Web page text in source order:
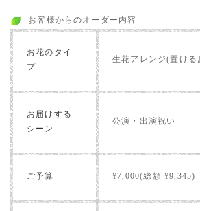
お客様からのオーダー内容
お花のタイ
プ
生花アレンジ(置ける
お届けする
シーン
公演・出演祝い
ご予算 ¥7,000(総額 ¥9,345)